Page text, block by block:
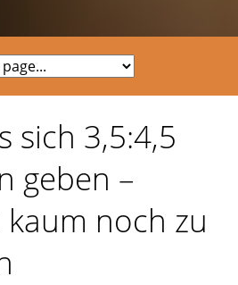
sich 3,5:4,5
geben –
noch zu